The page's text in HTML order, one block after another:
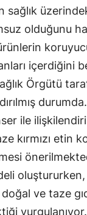
sağlık
olduğunu
içerdiğini
Örgütü
ile
kırmızı etin
ve taze
vurgulanıyor.